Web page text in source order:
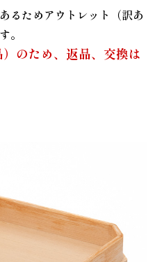
るためアウトレット（訳あ
。
のため、返品、交換は